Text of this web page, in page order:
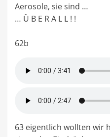
Aerosole, sie sind …
… Ü B E R A L L ! !
62b
63 eigentlich wollten wir